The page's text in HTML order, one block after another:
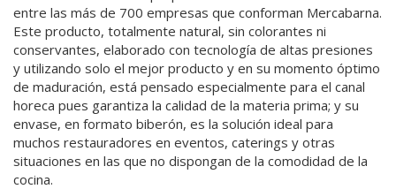
entre las más de 700 empresas que conforman Mercabarna.
Este producto, totalmente natural, sin colorantes ni
conservantes, elaborado con tecnología de altas presiones
y utilizando solo el mejor producto y en su momento óptimo
de maduración, está pensado especialmente para el canal
horeca pues garantiza la calidad de la materia prima; y su
envase, en formato biberón, es la solución ideal para
muchos restauradores en eventos, caterings y otras
situaciones en las que no dispongan de la comodidad de la
cocina.